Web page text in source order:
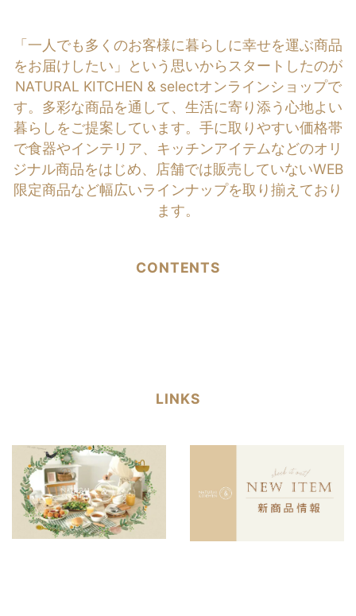
「一人でも多くのお客様に暮らしに幸せを運ぶ商品
をお届けしたい」という思いからスタートしたのが
NATURAL KITCHEN & selectオンラインショップで
す。多彩な商品を通して、生活に寄り添う心地よい
暮らしをご提案しています。手に取りやすい価格帯
で食器やインテリア、キッチンアイテムなどのオリ
ジナル商品をはじめ、店舗では販売していないWEB
限定商品など幅広いラインナップを取り揃えており
ます。
CONTENTS
LINKS